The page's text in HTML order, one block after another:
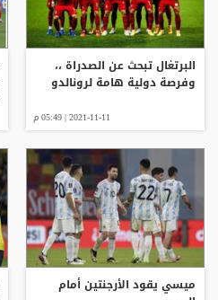
البرتغال تبحث عن الصدراة ،،
وفرصة دولية هامة لرونالدو
2021-11-11 | 05:49 م
ميسي يقود الأرجنتين أمام